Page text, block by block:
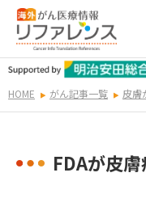
HOME がん記事一覧 皮膚
FDAが皮